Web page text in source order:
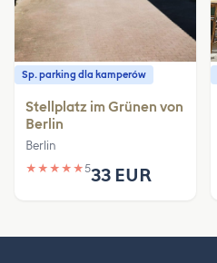
Sp. parking dla kamperów
Stellplatz im Grünen von
Berlin
Berlin
★ ★ ★ ★ ★533 EUR